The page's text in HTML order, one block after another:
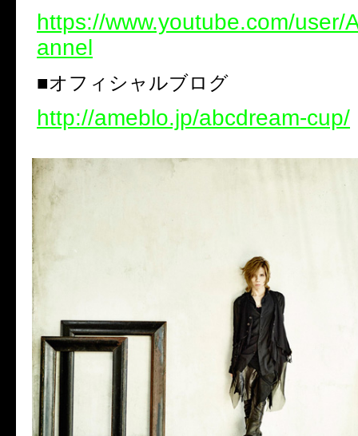
https://www.youtube.com/user/
annel
■オフィシャルブログ
http://ameblo.jp/abcdream-cup/